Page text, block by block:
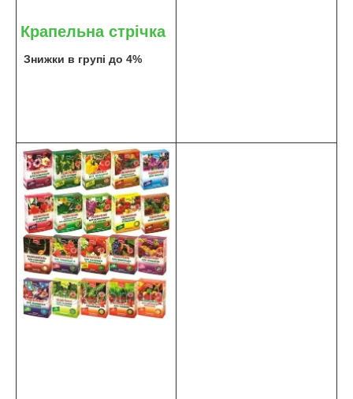
Крапельна стрічка
Знижки в групі до 4%